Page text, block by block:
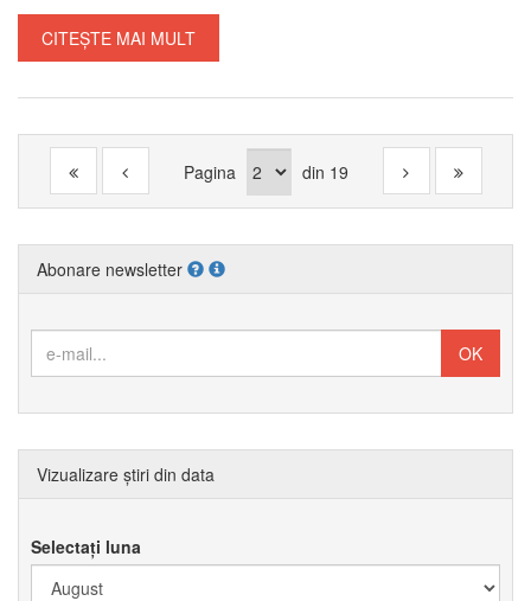
CITEȘTE MAI MULT
Pagina din 19
Abonare newsletter
Vizualizare știri din data
Selectați luna